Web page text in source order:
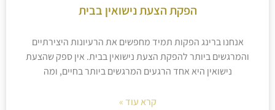
הפקת הצעת נישואין בבית
אנחנו ברינג הפקות תמיד מחפשים את הרעיונות היצירתיים
והמרגשים ביותר להפקת הצעת נישואין בבית. אין ספק שהצעת
נישואין היא אחד הרגעים המרגשים ביותר בחיים, ומה
קרא עוד »